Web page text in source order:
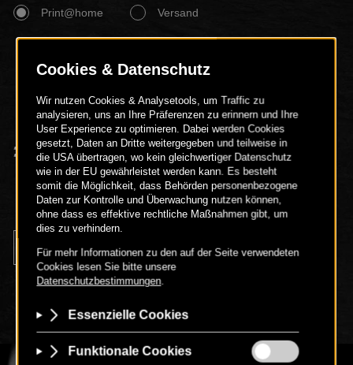
Print@home Versand
€8500
+